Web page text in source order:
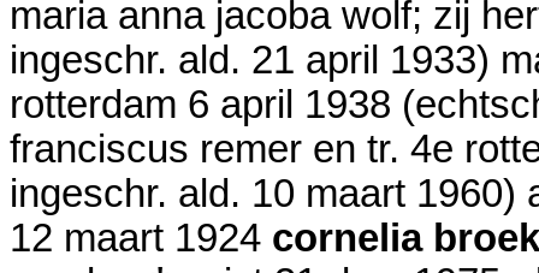
maria anna jacoba wolf; zij
ingeschr. ald. 21 april 1933)
rotterdam 6 april 1938
franciscus remer en tr. 4e
ingeschr. ald. 10 maart 1960)
12 maart 1924 cornelia